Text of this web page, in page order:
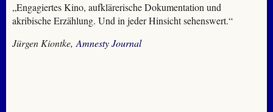
„Engagiertes Kino, aufklärerische Dokumentation und
akribische Erzählung. Und in jeder Hinsicht sehenswert.“
Jürgen Kiontke,Amnesty Journal